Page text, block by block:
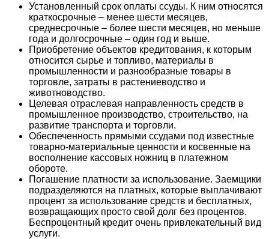
Установленный срок оплаты ссуды. К ним относятся
краткосрочные – менее шести месяцев,
среднесрочные – более шести месяцев, но меньше
года и долгосрочные – один год и выше.
Приобретение объектов кредитования, к которым
относится сырье и топливо, материалы в
промышленности и разнообразные товары в
торговле, затраты в растениеводство и
животноводство.
Целевая отраслевая направленность средств в
промышленное производство, строительство, на
развитие транспорта и торговли.
Обеспеченность прямыми ссудами под известные
товарно-материальные ценности и косвенные на
восполнение кассовых ножниц в платежном
обороте.
Погашение платности за использование. Заемщики
подразделяются на платных, которые выплачивают
процент за использование средств и бесплатных,
возвращающих просто свой долг без процентов.
Беспроцентный кредит очень привлекательный вид
услуги.